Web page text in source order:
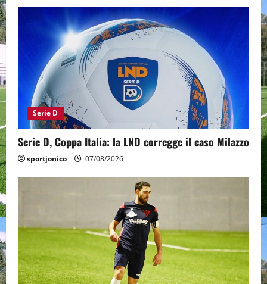
Serie D
Serie D, Coppa Italia: la LND corregge il caso Milazzo
sportjonico 07/08/2026